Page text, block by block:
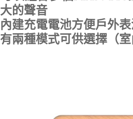
大的聲音
內建充電電池方便戶外
有兩種模式可供選擇（